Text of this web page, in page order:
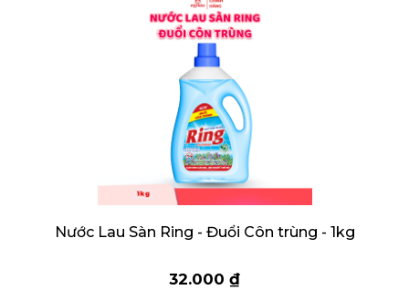
Nước Lau Sàn Ring - Đuổi Côn trùng - 1kg
32.000 ₫